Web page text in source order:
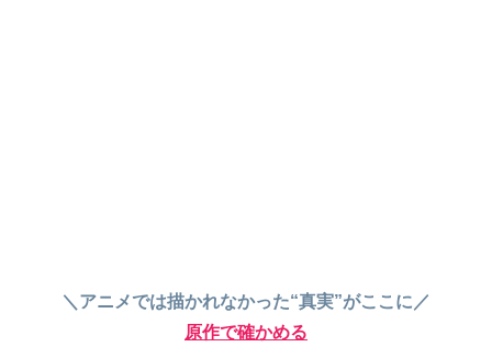
＼アニメでは描かれなかった“真実”がここに／
原作で確かめる